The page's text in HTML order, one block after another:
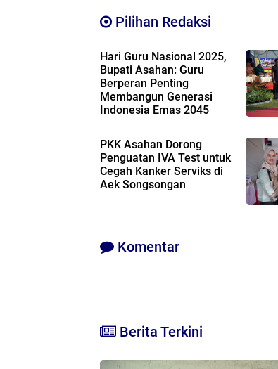
Pilihan Redaksi
Hari Guru Nasional 2025,
Bupati Asahan: Guru
Berperan Penting
Membangun Generasi
Indonesia Emas 2045
PKK Asahan Dorong
Penguatan IVA Test untuk
Cegah Kanker Serviks di
Aek Songsongan
Komentar
Berita Terkini